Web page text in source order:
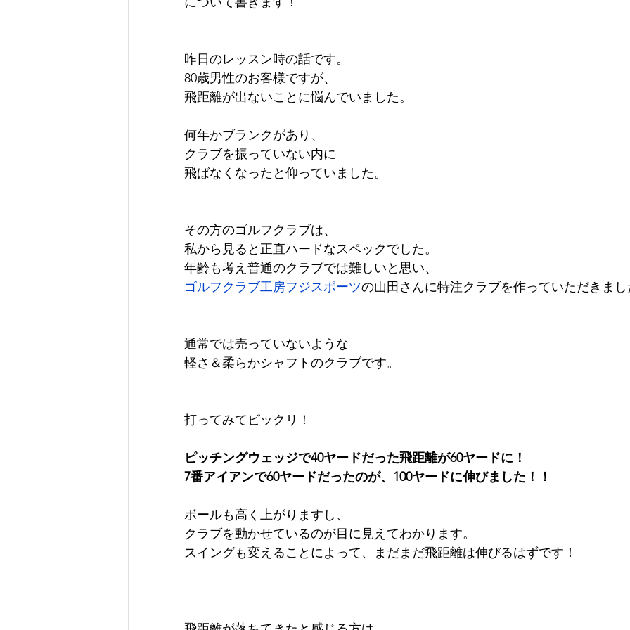
昨日のレッスン時の話です。
80歳男性のお客様ですが、
飛距離が出ないことに悩んでいました。
何年かブランクがあり、
クラブを振っていない内に
飛ばなくなったと仰っていました。
その方のゴルフクラブは、
私から見ると正直ハードなスペックでした。
年齢も考え普通のクラブでは難しいと思い、
ゴルフクラブ工房フジスポーツの山田さんに特注クラブを作っていただきま
通常では売っていないような
軽さ＆柔らかシャフトのクラブです。
打ってみてビックリ！
ピッチングウェッジで40ヤードだった飛距離が60ヤードに！
7番アイアンで60ヤードだったのが、100ヤードに伸びました！！
ボールも高く上がりますし、
クラブを動かせているのが目に見えてわかります。
スイングも変えることによって、まだまだ飛距離は伸びるはずです！